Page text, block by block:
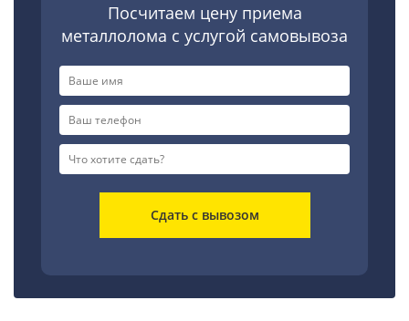
Посчитаем цену приема
металлолома с услугой самовывоза
Сдать с вывозом